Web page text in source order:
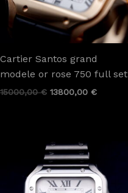
Cartier Santos grand
modele or rose 750 full set
15000,00€ 13800,00 €